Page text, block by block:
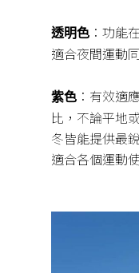
透明色 ：功能
適合夜間運動
紫色 ：有效適
比，不論平地
冬皆能提供最
適合各個運動